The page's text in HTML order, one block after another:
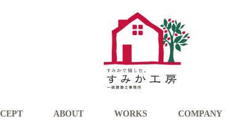
ABOUT WORKS COMPANY